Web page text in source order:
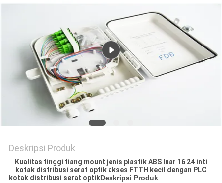
Deskripsi Produk
Kualitas tinggi tiang mount jenis plastik ABS luar 16 24 inti
kotak distribusi serat optik akses FTTH kecil dengan PLC
kotak distribusi serat optikDeskripsi Produk